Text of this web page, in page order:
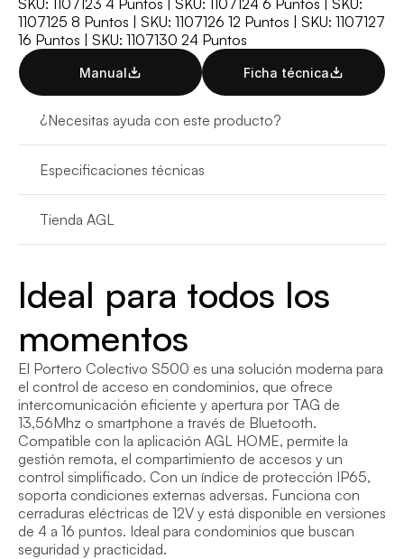
SKU: 1107123 4 Puntos | SKU: 1107124 6 Puntos | SKU:
1107125 8 Puntos | SKU: 1107126 12 Puntos | SKU: 1107127
16 Puntos | SKU: 1107130 24 Puntos
Manual Ficha técnica
¿Necesitas ayuda con este producto?
Especificaciones técnicas
Tienda AGL
Ideal para todos los
momentos
El Portero Colectivo S500 es una solución moderna para
el control de acceso en condominios, que ofrece
intercomunicación eficiente y apertura por TAG de
13,56Mhz o smartphone a través de Bluetooth.
Compatible con la aplicación AGL HOME, permite la
gestión remota, el compartimiento de accesos y un
control simplificado. Con un índice de protección IP65,
soporta condiciones externas adversas. Funciona con
cerraduras eléctricas de 12V y está disponible en versiones
de 4 a 16 puntos. Ideal para condominios que buscan
seguridad y practicidad.